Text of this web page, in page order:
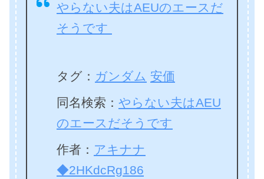
やらない夫はAEUのエースだ
そうです
タグ： ガンダム 安価
同名検索： やらない夫はAEU
のエースだそうです
作者： アキナナ
◆2HKdcRg186